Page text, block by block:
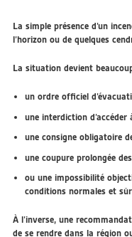
La simple présence d’un
l’horizon ou de quelques
La situation devient
un ordre officiel
une interdiction
une consigne obligatoire
une coupure prolongée
ou une impossibilité
conditions normales et
À l’inverse, une
de se rendre dans la région